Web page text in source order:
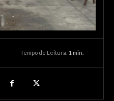
Tempo de Leitura: 1 min.